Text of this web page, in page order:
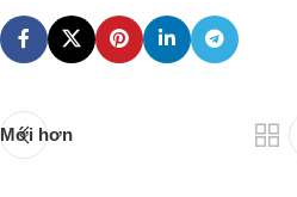
Mới hơn